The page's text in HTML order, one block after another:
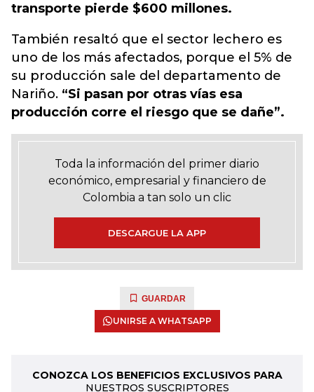
transporte pierde $600 millones.
También resaltó que el sector lechero es
uno de los más afectados, porque el 5% de
su producción sale del departamento de
Nariño. “Si pasan por otras vías esa
producción corre el riesgo que se dañe”.
Toda la información del primer diario
económico, empresarial y financiero de
Colombia a tan solo un clic
DESCARGUE LA APP
GUARDAR
UNIRSE A WHATSAPP
CONOZCA LOS BENEFICIOS EXCLUSIVOS PARA
NUESTROS SUSCRIPTORES